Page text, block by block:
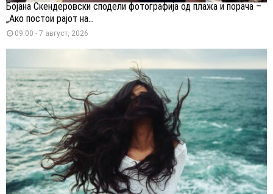
Бојана Скендеровски сподели фотографија од плажа и порача –
„Ако постои рајот на...
09:00 - 7 август, 2026